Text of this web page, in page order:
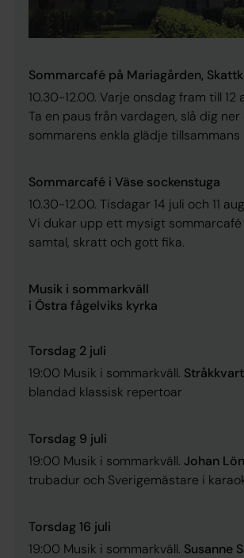
Sommarcafé på Mariagården,
10.30-12.00. Varje onsdag fram till 12
Ta en paus från vardagen, slå dig
sommarens enkla glädje tillsammans
Sommarcafé i Väse sockenstuga
10.30-12.00. Tisdagar 14 juli och 11
Vi dukar upp ett mysigt
samtal, skratt och gott fika.
Musik i sommarkväll
i Östra fågelviks kyrka
Torsdag 2 juli
19:00 Musik i sommarkväll.
blandad klassisk repertoar
Torsdag 9 juli
19:00 Musik i sommarkväll. Johan
trubadur och Sverigemästare i
Torsdag 16 juli
19:00 Musik i sommarkväll. Susanne